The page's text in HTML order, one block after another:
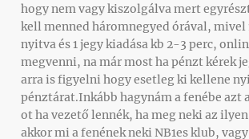
hogy nem vagy kiszolgálva mert
kell menned háromnegyed órával, mivel
nyitva és 1 jegy kiadása kb 2-3 perc,
megvenni, na már most ha pénzt kérek
arra is figyelni hogy esetleg ki kellene
pénztárat.Inkább hagynám a fenébe azt
ot ha vezető lennék, ha meg neki az
akkor mi a fenének neki NB1es klub,